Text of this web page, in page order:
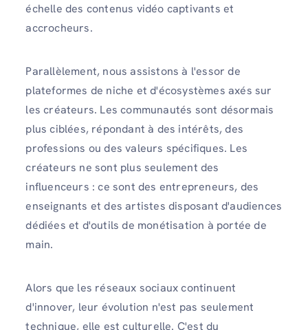
échelle des contenus vidéo captivants et
accrocheurs.
Parallèlement, nous assistons à l'essor de
plateformes de niche et d'écosystèmes axés sur
les créateurs. Les communautés sont désormais
plus ciblées, répondant à des intérêts, des
professions ou des valeurs spécifiques. Les
créateurs ne sont plus seulement des
influenceurs : ce sont des entrepreneurs, des
enseignants et des artistes disposant d'audiences
dédiées et d'outils de monétisation à portée de
main.
Alors que les réseaux sociaux continuent
d'innover, leur évolution n'est pas seulement
technique, elle est culturelle. C'est du